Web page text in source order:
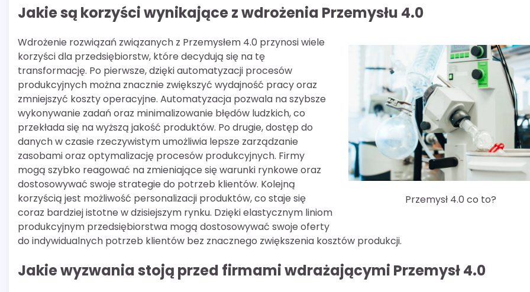
Jakie są korzyści wynikające z wdrożenia Przemysłu 4.0
Przemysł 4.0 co to?
Wdrożenie rozwiązań związanych z Przemysłem 4.0 przynosi wiele
korzyści dla przedsiębiorstw, które decydują się na tę
transformację. Po pierwsze, dzięki automatyzacji procesów
produkcyjnych można znacznie zwiększyć wydajność pracy oraz
zmniejszyć koszty operacyjne. Automatyzacja pozwala na szybsze
wykonywanie zadań oraz minimalizowanie błędów ludzkich, co
przekłada się na wyższą jakość produktów. Po drugie, dostęp do
danych w czasie rzeczywistym umożliwia lepsze zarządzanie
zasobami oraz optymalizację procesów produkcyjnych. Firmy
mogą szybko reagować na zmieniające się warunki rynkowe oraz
dostosowywać swoje strategie do potrzeb klientów. Kolejną
korzyścią jest możliwość personalizacji produktów, co staje się
coraz bardziej istotne w dzisiejszym rynku. Dzięki elastycznym liniom
produkcyjnym przedsiębiorstwa mogą dostosowywać swoje oferty
do indywidualnych potrzeb klientów bez znacznego zwiększenia kosztów produkcji.
Jakie wyzwania stoją przed firmami wdrażającymi Przemysł 4.0